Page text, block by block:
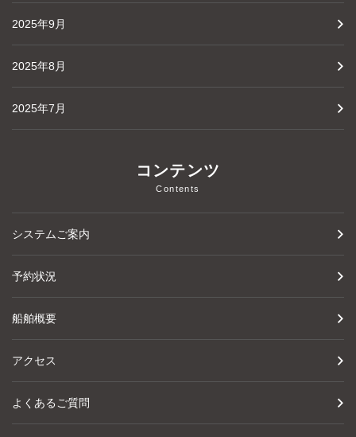
2025年9月
2025年8月
2025年7月
コンテンツ
Contents
システムご案内
予約状況
船舶概要
アクセス
よくあるご質問